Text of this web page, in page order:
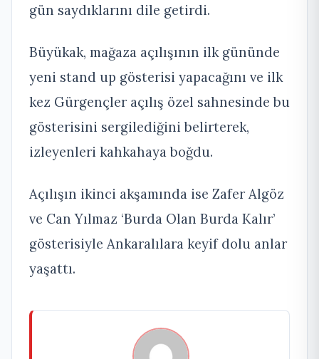
gün saydıklarını dile getirdi.
Büyükak, mağaza açılışının ilk gününde
yeni stand up gösterisi yapacağını ve ilk
kez Gürgençler açılış özel sahnesinde bu
gösterisini sergilediğini belirterek,
izleyenleri kahkahaya boğdu.
Açılışın ikinci akşamında ise Zafer Algöz
ve Can Yılmaz ‘Burda Olan Burda Kalır’
gösterisiyle Ankaralılara keyif dolu anlar
yaşattı.